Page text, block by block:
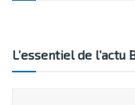
L’essentiel de